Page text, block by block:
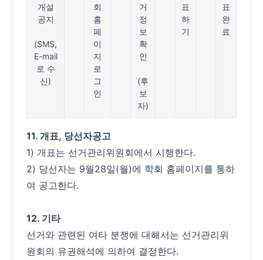
개설
공지
(SMS,
E-mail
로 수
신)
회
홈
페
이
지
로
그
인
거
정
보
확
인
(후
보
자)
표
하
기
표
완
료
11. 개표, 당선자공고
1) 개표는 선거관리위원회에서 시행한다.
2) 당선자는 9월28일(월)에 학회 홈페이지를 통하
여 공고한다.
12. 기타
선거와 관련된 여타 분쟁에 대해서는 선거관리위
원회의 유권해석에 의하여 결정한다.